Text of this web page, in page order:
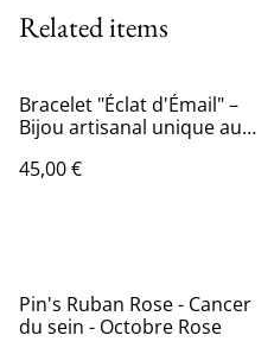
Related items
Bracelet "Éclat d'Émail" –
Bijou artisanal unique aux
45,00 €
Pin's Ruban Rose - Cancer
du sein - Octobre Rose